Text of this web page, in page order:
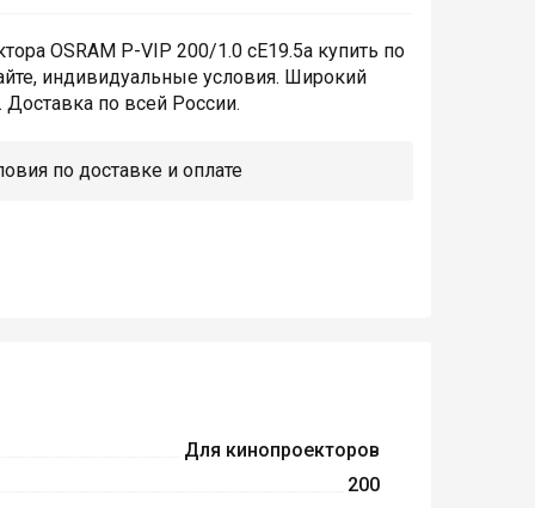
OSRAM P-VIP 200/1.0 cE19.5a купить по
индивидуальные условия. Широкий
Доставка по всей России.
по доставке и оплате
Для кинопроекторов
200